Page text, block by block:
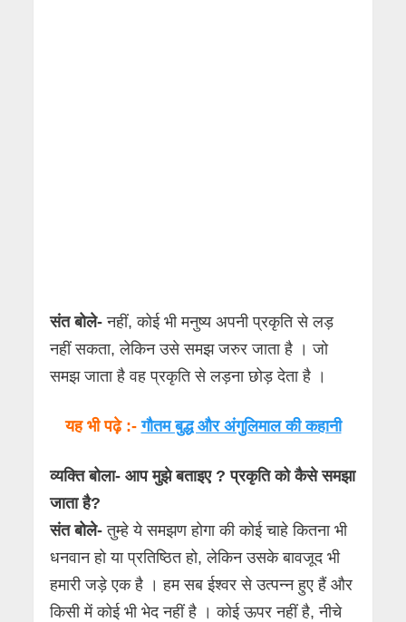
संत बोले- नहीं, कोई भी मनुष्य अपनी प्रकृति से लड़
नहीं सकता, लेकिन उसे समझ जरुर जाता है । जो
समझ जाता है वह प्रकृति से लड़ना छोड़ देता है ।
यह भी पढ़े :-गौतम बुद्ध और अंगुलिमाल की कहानी
व्यक्ति बोला- आप मुझे बताइए ? प्रकृति को कैसे समझा
जाता है?
संत बोले- तुम्हे ये समझण होगा की कोई चाहे कितना भी
धनवान हो या प्रतिष्ठित हो, लेकिन उसके बावजूद भी
हमारी जड़े एक है । हम सब ईश्वर से उत्पन्न हुए हैं और
किसी में कोई भी भेद नहीं है । कोई ऊपर नहीं है, नीचे